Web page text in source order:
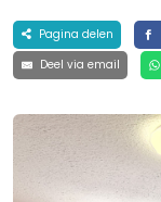
Pagina delen
Deel via email